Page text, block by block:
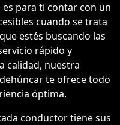
para ti contar con un
cuando se trata
estés buscando las
rápido y
calidad, nuestra
te ofrece todo
óptima.
conductor tiene sus